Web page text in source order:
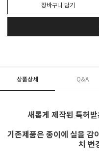
장바구니 담기
상품상세 Q&A
새롭게 제작된 특허
기존제품은 종이에 실을 감
치 변